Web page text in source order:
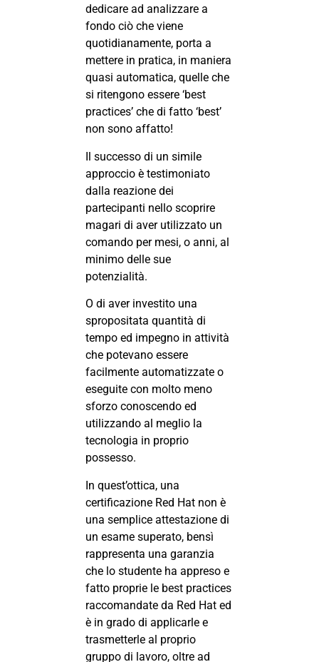
dedicare ad analizzare a
fondo ciò che viene
quotidianamente, porta a
mettere in pratica, in maniera
quasi automatica, quelle che
si ritengono essere ‘best
practices’ che di fatto ‘best’
non sono affatto!
Il successo di un simile
approccio è testimoniato
dalla reazione dei
partecipanti nello scoprire
magari di aver utilizzato un
comando per mesi, o anni, al
minimo delle sue
potenzialità.
O di aver investito una
spropositata quantità di
tempo ed impegno in attività
che potevano essere
facilmente automatizzate o
eseguite con molto meno
sforzo conoscendo ed
utilizzando al meglio la
tecnologia in proprio
possesso.
In quest’ottica, una
certificazione Red Hat non è
una semplice attestazione di
un esame superato, bensì
rappresenta una garanzia
che lo studente ha appreso e
fatto proprie le best practices
raccomandate da Red Hat ed
è in grado di applicarle e
trasmetterle al proprio
gruppo di lavoro, oltre ad